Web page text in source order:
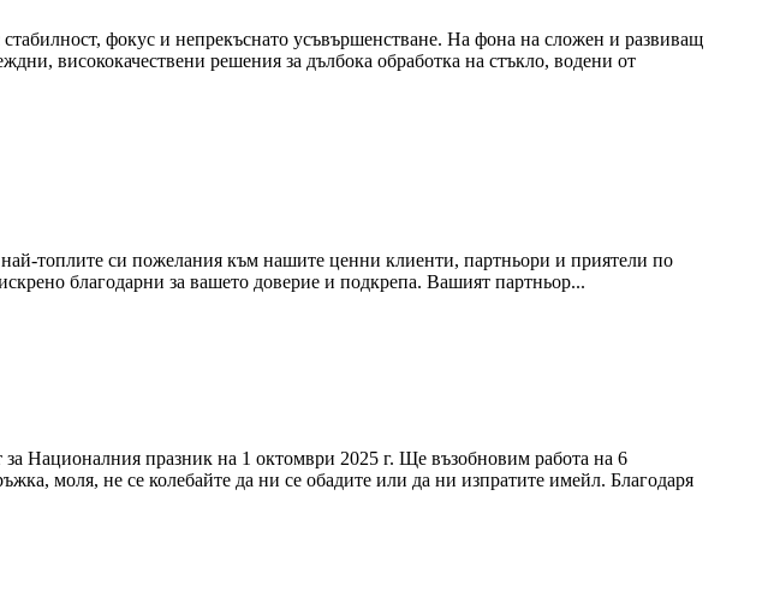
фокус и непрекъснато усъвършенстване. На фона на сложен и развиващ
висококачествени решения за дълбока обработка на стъкло, водени от
топлите си пожелания към нашите ценни клиенти, партньори и приятели по
благодарни за вашето доверие и подкрепа. Вашият партньор...
Националния празник на 1 октомври 2025 г. Ще възобновим работа на 6
моля, не се колебайте да ни се обадите или да ни изпратите имейл. Благодаря